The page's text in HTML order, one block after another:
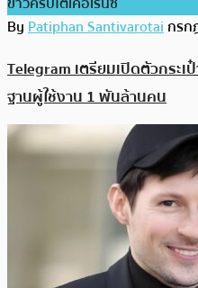
ByPatiphan Santivarotaiกรก
Telegram เตรียมเปิดตัวกระเ
ฐานผู้ใช้งาน 1 พันล้านคน